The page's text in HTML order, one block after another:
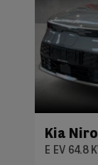
Kia Niro
E EV 64.8